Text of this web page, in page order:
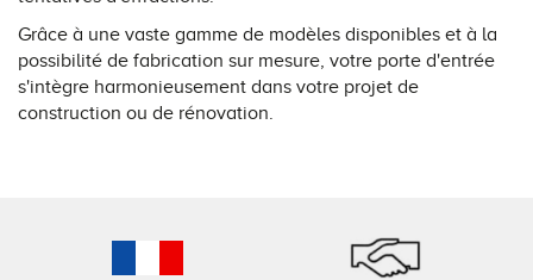
Grâce à une vaste gamme de modèles disponibles et à la
possibilité de fabrication sur mesure, votre porte d'entrée
s'intègre harmonieusement dans votre projet de
construction ou de rénovation.